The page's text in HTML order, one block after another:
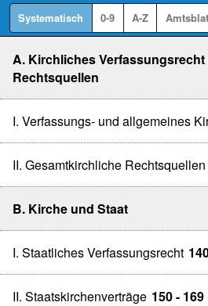
Systematisch 0-9 A-Z
A. Kirchliches
Rechtsquellen
I. Verfassungs- und allgemeines
II. Gesamtkirchliche Rechtsquellen
B. Kirche und Staat
I. Staatliches Verfassungsrecht
II. Staatskirchenverträge 150 - 169